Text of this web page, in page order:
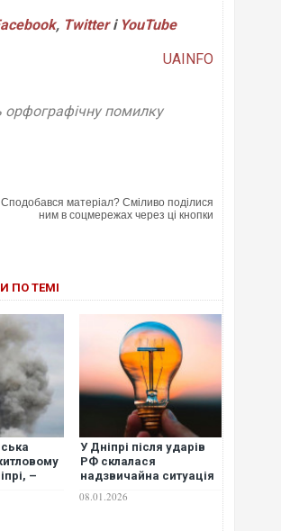
, Twitterі YouTube
UAINFO
орфографічну помилку
Сподобався матеріал? Сміливо поділися
ним в соцмережах через ці кнопки
ПО ТЕМІ
–
У Дніпрі після ударів
РФ склалася
надзвичайна ситуація
Філатов
08.01.2026